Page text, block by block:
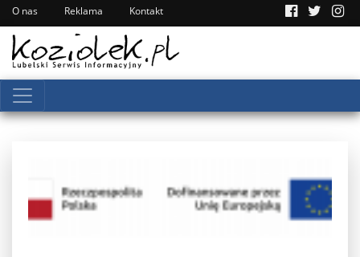
O nas Reklama Kontakt